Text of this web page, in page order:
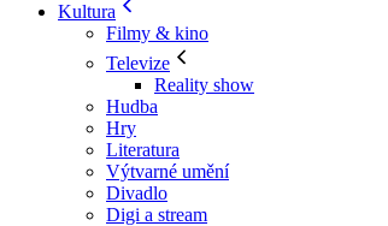
Kultura
Filmy & kino
Televize
Reality show
Hudba
Hry
Literatura
Výtvarné umění
Divadlo
Digi a stream